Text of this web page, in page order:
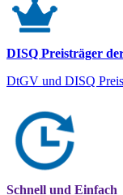
DISQ Preisträger
DtGV und DISQ
Schnell und Einfach